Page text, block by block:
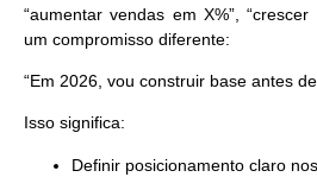
“aumentar vendas em X%”,
um compromisso diferente:
“Em 2026, vou construir base antes
Isso significa:
Definir posicionamento claro